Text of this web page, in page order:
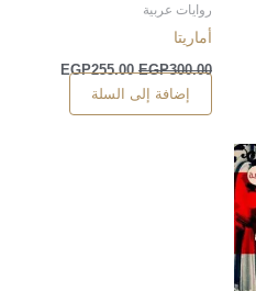
روايات عربية
أماريتا
EGP300.00
EGP255.00
إضافة إلى السلة